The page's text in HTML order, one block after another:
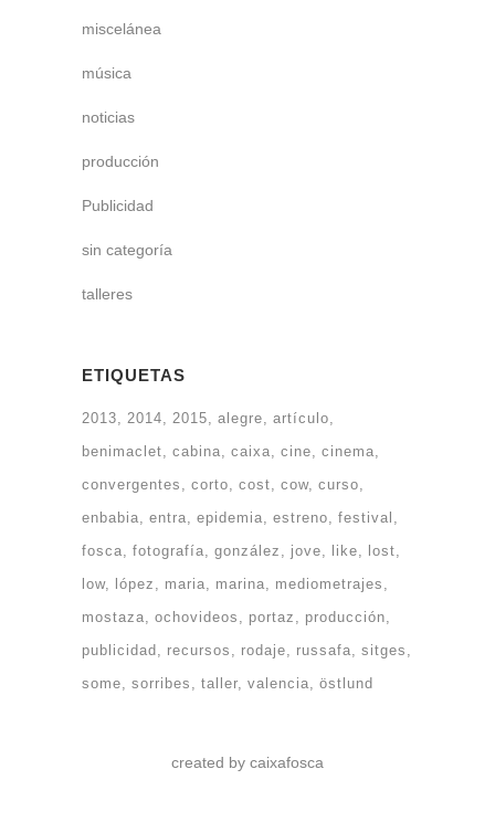
miscelánea
música
noticias
producción
Publicidad
sin categoría
talleres
ETIQUETAS
2013 2014 2015 alegre
artículo
benimaclet
cabina caixa cine
cinema
convergentes
corto cost cow curso
enbabia
entra epidemia estreno
festival
fosca
fotografía gonzález jove like
lost
low
lópez maria marina
mediometrajes
mostaza
ochovideos portaz
producción
publicidad
recursos rodaje russafa
sitges
some
sorribes taller valencia östlund
created by caixafosca